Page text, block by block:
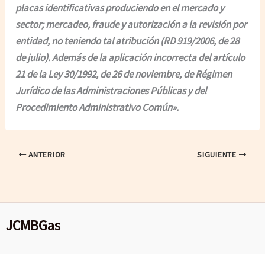
placas identificativas produciendo en el mercado y
sector; mercadeo, fraude y autorización a la revisión por
entidad, no teniendo tal atribución (RD 919/2006, de 28
de julio). Además de la aplicación incorrecta del artículo
21 de la Ley 30/1992, de 26 de noviembre, de Régimen
Jurídico de las Administraciones Públicas y del
Procedimiento Administrativo Común».
ANTERIOR SIGUIENTE
JCMBGas